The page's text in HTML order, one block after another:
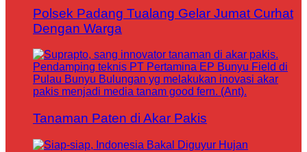
Polsek Padang Tualang Gelar Jumat Curhat
Dengan Warga
Tanaman Paten di Akar Pakis